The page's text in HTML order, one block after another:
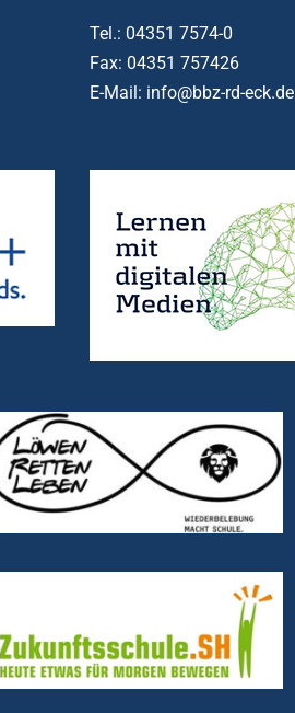
Tel.: 04351 7574-0
Fax: 04351 757426
E-Mail: info@bbz-rd-eck.de